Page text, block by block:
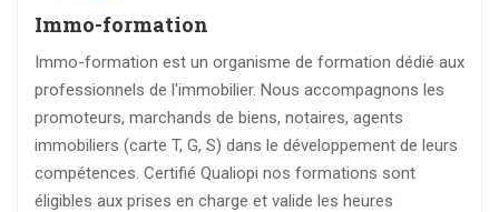
Immo-formation
Immo-formation est un organisme de formation dédié aux
professionnels de l'immobilier. Nous accompagnons les
promoteurs, marchands de biens, notaires, agents
immobiliers (carte T, G, S) dans le développement de leurs
compétences. Certifié Qualiopi nos formations sont
éligibles aux prises en charge et valide les heures